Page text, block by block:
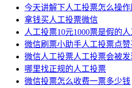
今天讲解下人工投票怎么操
拿钱买人工投票微信
人工投票10元1000票是假的
微信刷票小助手人工投票点赞
微信人工投票人工投票会被发
哪里找正规的人工投票
微信投票怎么收费一票多少钱